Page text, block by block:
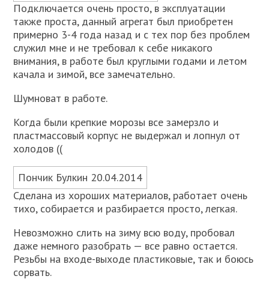
Подключается очень просто, в эксплуатации
также проста, данный агрегат был приобретен
примерно 3-4 года назад и с тех пор без проблем
служил мне и не требовал к себе никакого
внимания, в работе был круглыми годами и летом
качала и зимой, все замечательно.
Шумноват в работе.
Когда были крепкие морозы все замерзло и
пластмассовый корпус не выдержал и лопнул от
холодов ((
Пончик Булкин 20.04.2014
Сделана из хороших материалов, работает очень
тихо, собирается и разбирается просто, легкая.
Невозможно слить на зиму всю воду, пробовал
даже немного разобрать — все равно остается.
Резьбы на входе-выходе пластиковые, так и боюсь
сорвать.